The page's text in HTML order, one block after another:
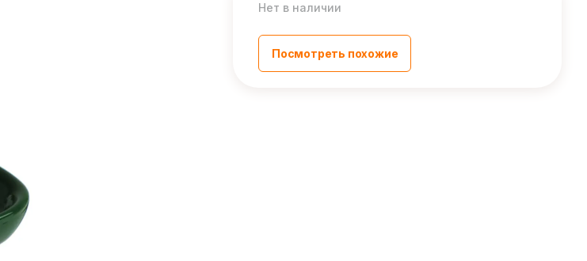
Нет в наличии
Посмотреть похожие